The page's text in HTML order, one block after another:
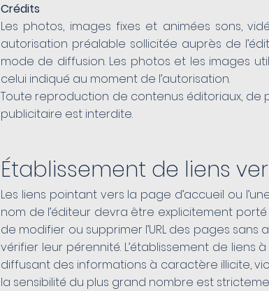
Crédits
Les photos, images fixes et animées sons,
autorisation préalable sollicitée auprès de
mode de diffusion. Les photos et les images
celui indiqué au moment de l’autorisation.
Toute reproduction de contenus éditoriaux, de
publicitaire est interdite.
Établissement de liens
Les liens pointant vers la page d’accueil ou
nom de l’éditeur devra être explicitement
de modifier ou supprimer l’URL des pages
vérifier leur pérennité. L’établissement de
diffusant des informations à caractère illicite,
la sensibilité du plus grand nombre est